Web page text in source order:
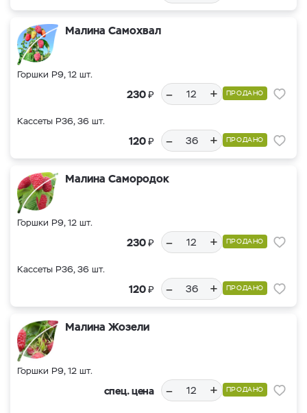
Малина Самохвал
Горшки Р9, 12 шт.
230₽ – + ПРОДАНО
Кассеты Р36, 36 шт.
120₽ – + ПРОДАНО
Малина Самородок
Горшки Р9, 12 шт.
230₽ – + ПРОДАНО
Кассеты Р36, 36 шт.
120₽ – + ПРОДАНО
Малина Жозели
Горшки Р9, 12 шт.
спец. цена – + ПРОДАНО